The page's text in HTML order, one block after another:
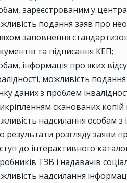
зареєстрованим у
подання заяв про
заповнення
та підписання КЕП;
інформація про яких
можливість
даних з проблем
сканованих
надсилання особам з
результати розгляду заяви
до інтерактивного
ТЗВ і надавачів
надсилання